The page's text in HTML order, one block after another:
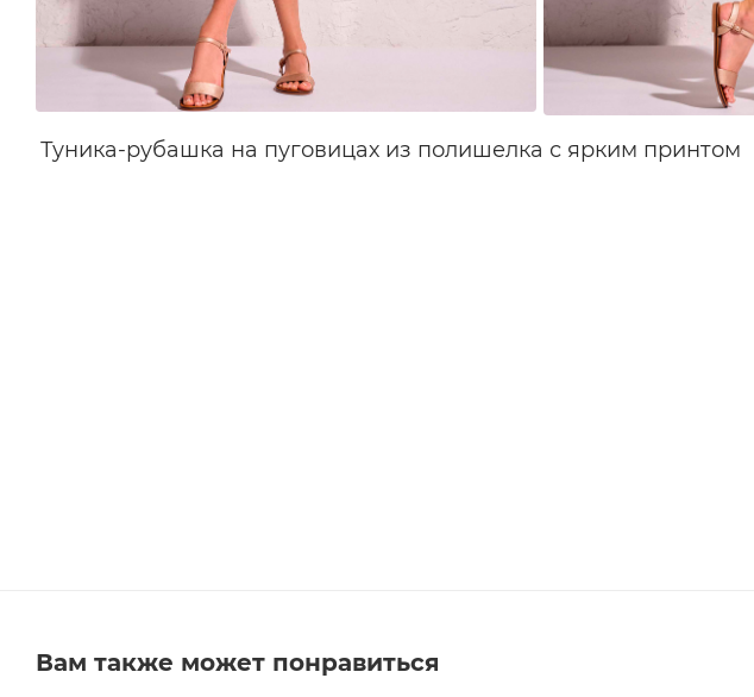
Туника-рубашка на пуговицах из полишелка с ярким принтом
Вам также может понравиться